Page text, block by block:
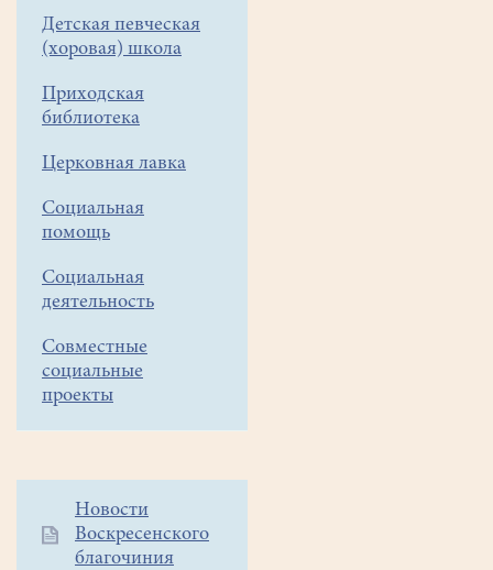
Детская певческая
(хоровая) школа
Приходская
библиотека
Церковная лавка
Социальная
помощь
Социальная
деятельность
Совместные
социальные
проекты
Дополнительное
меню
Новости
Воскресенского
благочиния